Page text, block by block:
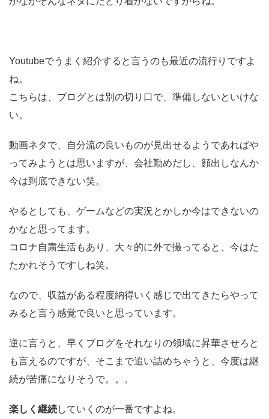
Youtubeでうまく紹介すると言うのも最近の流行りですよ
ね。
こちらは、ブログとは別の切り口で、準備しないといけな
い。
動画ネタで、自分流の良いものが見出せるようであればや
ってみようとは思いますが、会社勤めだし、顔出しなんか
今は到底できない笑。
やるとしても、ゲームなどの実況とかしか今はできないの
かなと思ってます。
コロナ自粛生活もあり、大々的に外で撮ってると、今はた
たかれそうですしね笑。
なので、収益がある程度納得いく感じで出てきたらやって
みると言う感覚で良いと思っています。
逆に言うと、早くブログをそれなりの領域に昇華させろと
も言えるのですが、そこまで追い詰めちゃうと、今度は継
続が苦痛になりそうで。。。
楽しく継続していくのが一番ですよね。